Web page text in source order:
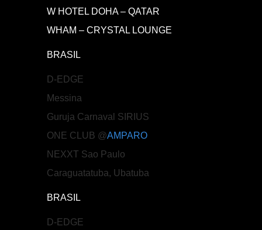
W HOTEL DOHA – QATAR
WHAM – CRYSTAL LOUNGE
BRASIL
D-EDGE
Messina
Guruja Carnaval SIRIUS
ONE CLUB @AMPARO
NEXXT Sao Paulo
Caraguatatuba, Ubatuba
BRASIL
D-EDGE